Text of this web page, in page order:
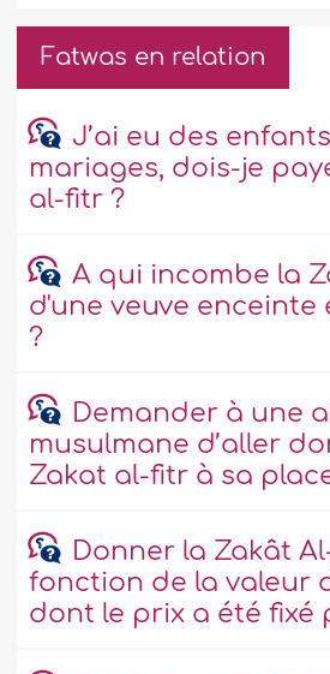
Fatwas en relation
J’ai eu des
mariages, dois-je
al-fitr ?
A qui incombe la
d'une veuve enceinte
?
Demander à une
musulmane d’aller
Zakat al-fitr à sa
Donner la Zakât
fonction de la valeur
dont le prix a été fixé